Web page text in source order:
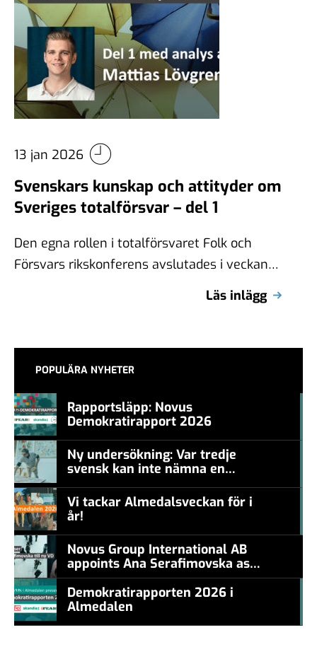
13 jan 2026
Svenskars kunskap och attityder om
Sveriges totalförsvar – del 1
Den egna rollen i totalförsvaret Folk och
Försvars rikskonferens avslutades i veckan
Läs inlägg
POPULÄRA NYHETER
Rapportsläpp: Novus
Demokratirapport 2026
Ny undersökning: Var tredje
svensk kan inte nämna en
Vi tackar Almedalsveckan för i
år!
Novus Group International AB
appoints Ana Serafimovska as
new CEO
Demokratirapporten 2026 i
Almedalen